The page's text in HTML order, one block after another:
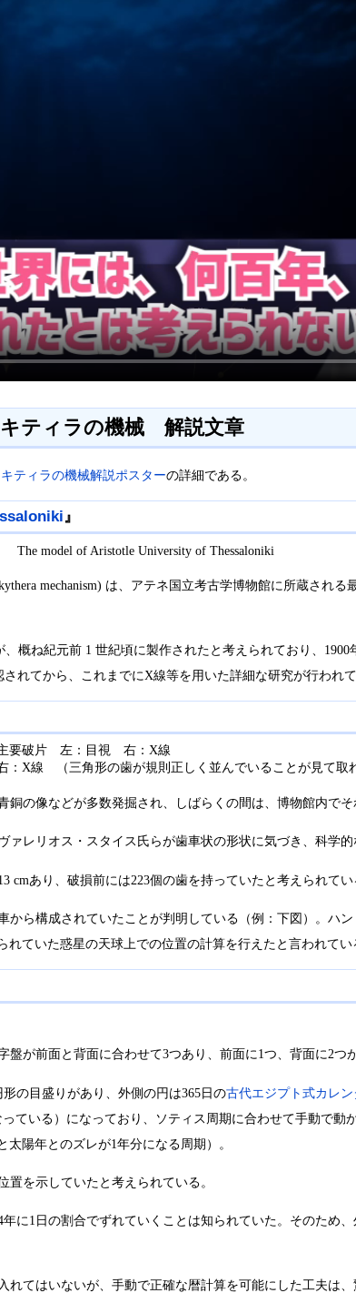
ティラの機械 解説文章
ティラの機械解説ポスターの詳細である。
』
model of Aristotle University of Thessaloniki
mechanism) は、アテネ国立考古学博物館に所蔵され
概ね紀元前 1 世紀頃に製作されたと考えられており、
れてから、これまでにX線等を用いた詳細な研究が行われて
主要破片 左：目視 右：X線
X線 （三角形の歯が規則正しく並んでいることが見て取
銅の像などが多数発掘され、しばらくの間は、博物館内でそ
ァレリオス・スタイス氏らが歯車状の形状に気づき、科学的
cmあり、破損前には223個の歯を持っていたと考えられてい
から構成されていたことが判明している（例：下図）。ハ
れていた惑星の天球上での位置の計算を行えたと言われてい
盤が前面と背面に合わせて3つあり、前面に1つ、背面に2つ
の目盛りがあり、外側の円は365日の古代エジプト式カレン
ている）になっており、ソティス周期に合わせて手動で動
太陽年とのズレが1年分になる周期）。
置を示していたと考えられている。
に1日の割合でずれていくことは知られていた。そのため
れてはいないが、手動で正確な暦計算を可能にした工夫は、